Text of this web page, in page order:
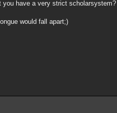
you have a very strict scholarsystem?
would fall apart;)